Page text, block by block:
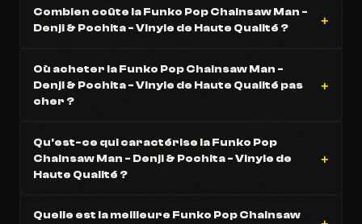
Combien coûte la Funko Pop Chainsaw Man -
Denji & Pochita - Vinyle de Haute Qualité ?
Où acheter la Funko Pop Chainsaw Man -
Denji & Pochita - Vinyle de Haute Qualité pas
cher ?
Qu'est-ce qui caractérise la Funko Pop
Chainsaw Man - Denji & Pochita - Vinyle de
Haute Qualité ?
Quelle est la meilleure Funko Pop Chainsaw